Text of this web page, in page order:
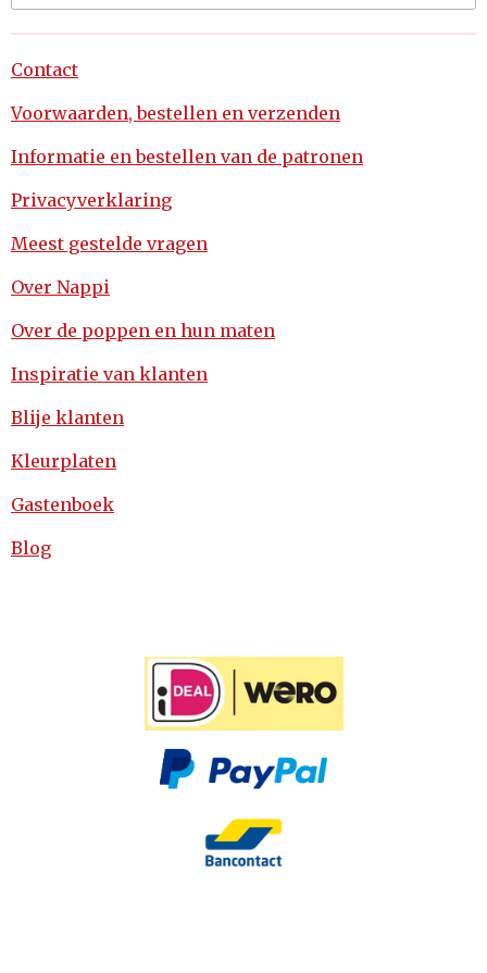
Contact
Voorwaarden, bestellen en verzenden
Informatie en bestellen van de patronen
Privacyverklaring
Meest gestelde vragen
Over Nappi
Over de poppen en hun maten
Inspiratie van klanten
Blije klanten
Kleurplaten
Gastenboek
Blog